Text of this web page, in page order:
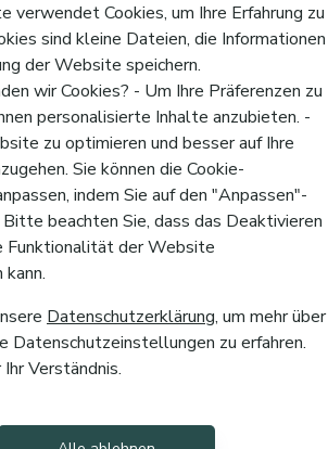
verwendet Cookies, um Ihre Erfahrung zu
sind kleine Dateien, die Informationen
der Website speichern.
wir Cookies? - Um Ihre Präferenzen zu
personalisierte Inhalte anzubieten. -
zu optimieren und besser auf Ihre
Sie können die Cookie-
indem Sie auf den "Anpassen"-
beachten Sie, dass das Deaktivieren
Funktionalität der Website
Datenschutzerklärung, um mehr über
Datenschutzeinstellungen zu erfahren.
Verständnis.